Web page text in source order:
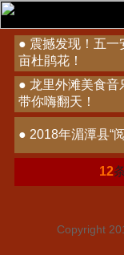
● 震撼发现！五一
亩杜鹃花！
● 龙里外滩美食音
带你嗨翻天！
● 2018年湄潭县“
12
Copyright